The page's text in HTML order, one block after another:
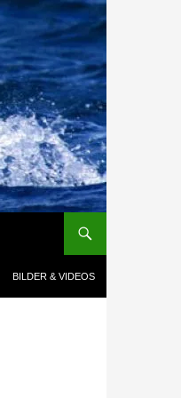
BILDER & VIDEOS